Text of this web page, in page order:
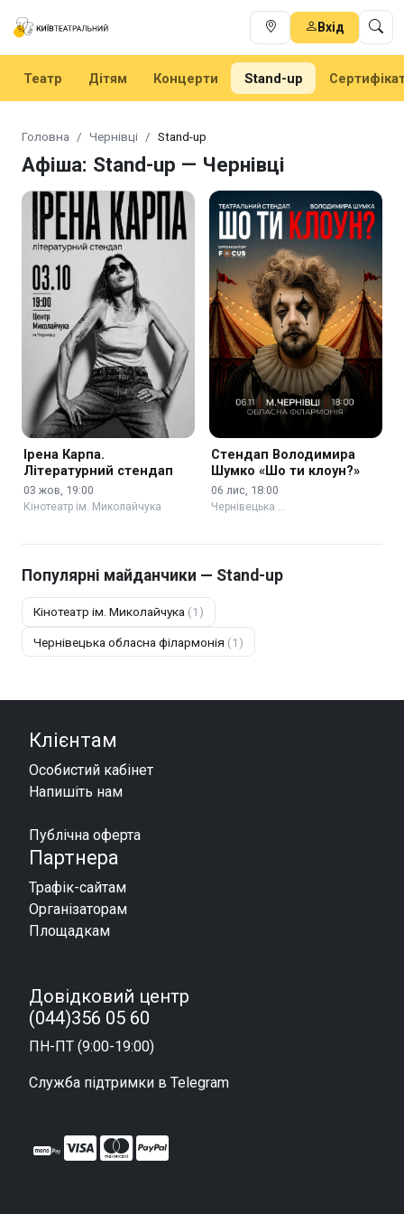
Вхід
Театр Дітям Концерти Stand-up
Головна Чернівці Stand-up
Афіша: Stand-up — Чернівці
Ірена Карпа.
Літературний стендап
03 жов, 19:00
Кінотеатр ім. Миколайчука
Стендап Володимира
Шумко «Шо ти клоун?»
06 лис, 18:00
Чернівецька …
Популярні майданчики — Stand-up
Кінотеатр ім. Миколайчука (1)
Чернівецька обласна філармонія (1)
Клієнтам
Особистий кабінет
Напишіть нам
Публічна оферта
Партнера
Трафік-сайтам
Організаторам
Площадкам
Довідковий центр
(044)356 05 60
ПН-ПТ (9:00-19:00)
Служба підтримки в Telegram